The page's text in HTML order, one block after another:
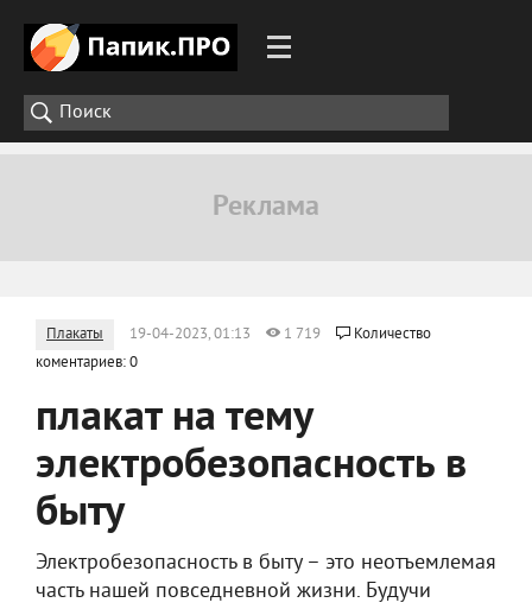
Плакаты 19-04-2023, 01:13 1 719
Количество
коментариев: 0
плакат на тему
электробезопасность в
быту
Электробезопасность в быту – это неотъемлемая
часть нашей повседневной жизни. Будучи